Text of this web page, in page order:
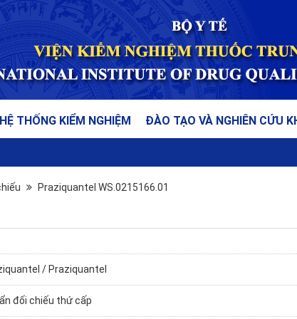
HỆ THỐNG KIỂM NGHIỆM ĐÀO TẠO VÀ NGHIÊN CỨU
Praziquantel WS.0215166.01
/ Praziquantel
đối chiếu thứ cấp